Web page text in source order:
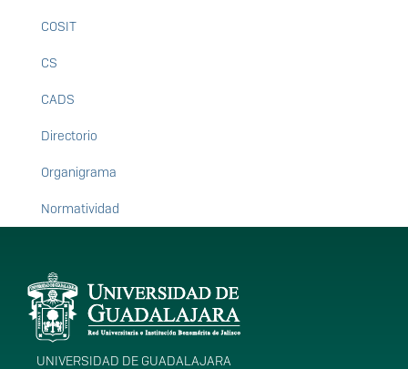
COSIT
CS
CADS
Directorio
Organigrama
Normatividad
Información del
portal
UNIVERSIDAD DE GUADALAJARA